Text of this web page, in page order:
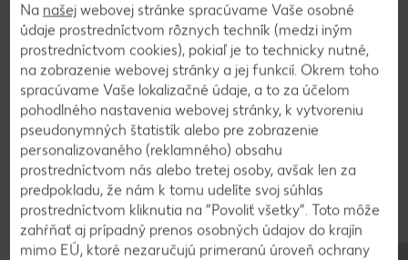
© Kaufland
Menej je viac: na tento DIY projekt budete potrebovať len trochu
vlny a konáriky z lesa. S deťmi si tak môžete v mihu sekundy
vyrobiť skvelé čarodejnícke paličky.
Písmená
Písmená alebo číslice z kameňov
a mušlí
Na našej webovej stránke spracúvame Vaše osobné
údaje prostredníctvom rôznych techník (medzi iným
prostredníctvom cookies), pokiaľ je to technicky nutné,
na zobrazenie webovej stránky a jej funkcií. Okrem toho
spracúvame Vaše lokalizačné údaje, a to za účelom
pohodlného nastavenia webovej stránky, k vytvoreniu
pseudonymných štatistík alebo pre zobrazenie
personalizovaného (reklamného) obsahu
prostredníctvom nás alebo tretej osoby, avšak len za
predpokladu, že nám k tomu udelíte svoj súhlas
prostredníctvom kliknutia na “Povoliť všetky”. Toto môže
zahŕňať aj prípadný prenos osobných údajov do krajín
mimo EÚ, ktoré nezaručujú primeranú úroveň ochrany